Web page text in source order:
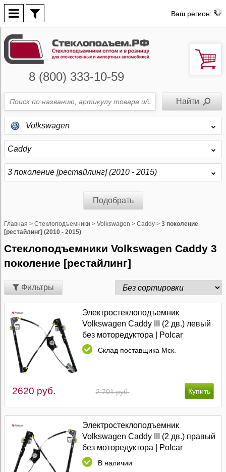
Ваш регион:
8 (800) 333-10-59
Volkswagen
Caddy
3 поколение [рестайлинг] (2010 - 2015)
Подобрать
Главная > Стеклоподъемники > Volkswagen > Caddy > 3 поколение
[рестайлинг] (2010 - 2015)
Стеклоподъемники Volkswagen Caddy 3
поколение [рестайлинг]
Фильтры
Электростеклоподъемник
Volkswagen Caddy III (2 дв.) левый
без моторедуктора | Polcar
Склад поставщика Мск.
2 701 руб.
2620 руб.
Электростеклоподъемник
Volkswagen Caddy III (2 дв.) правый
без моторедуктора | Polcar
В наличии